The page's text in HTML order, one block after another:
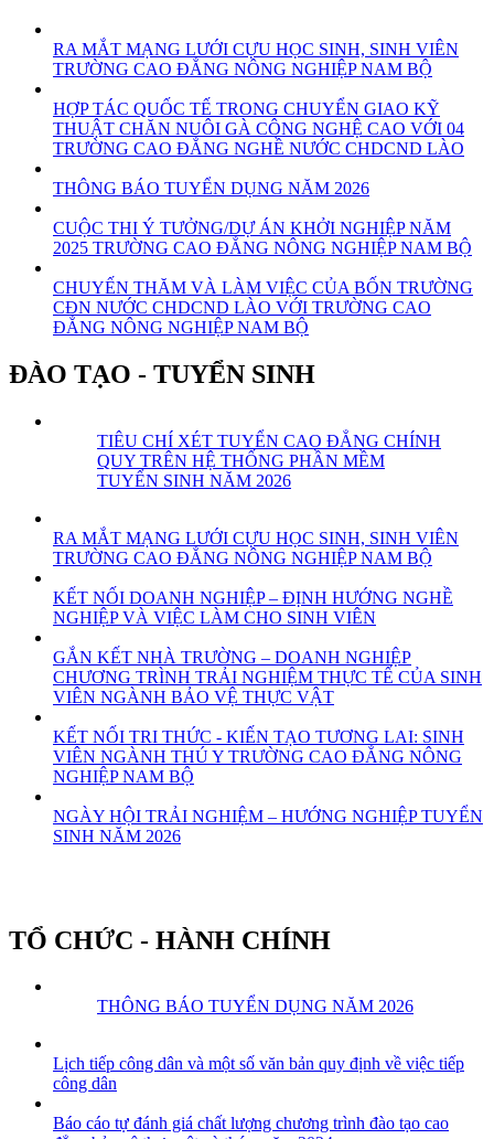
RA MẮT MẠNG LƯỚI CỰU HỌC SINH, SINH VIÊN
TRƯỜNG CAO ĐẲNG NÔNG NGHIỆP NAM BỘ
HỢP TÁC QUỐC TẾ TRONG CHUYỂN GIAO KỸ
THUẬT CHĂN NUÔI GÀ CÔNG NGHỆ CAO VỚI 04
TRƯỜNG CAO ĐẲNG NGHỀ NƯỚC CHDCND LÀO
THÔNG BÁO TUYỂN DỤNG NĂM 2026
CUỘC THI Ý TƯỞNG/DỰ ÁN KHỞI NGHIỆP NĂM
2025 TRƯỜNG CAO ĐẲNG NÔNG NGHIỆP NAM BỘ
CHUYẾN THĂM VÀ LÀM VIỆC CỦA BỐN TRƯỜNG
CĐN NƯỚC CHDCND LÀO VỚI TRƯỜNG CAO
ĐẲNG NÔNG NGHIỆP NAM BỘ
ĐÀO TẠO - TUYỂN SINH
TIÊU CHÍ XÉT TUYỂN CAO ĐẲNG CHÍNH
QUY TRÊN HỆ THỐNG PHẦN MỀM
TUYỂN SINH NĂM 2026
RA MẮT MẠNG LƯỚI CỰU HỌC SINH, SINH VIÊN
TRƯỜNG CAO ĐẲNG NÔNG NGHIỆP NAM BỘ
KẾT NỐI DOANH NGHIỆP – ĐỊNH HƯỚNG NGHỀ
NGHIỆP VÀ VIỆC LÀM CHO SINH VIÊN
GẮN KẾT NHÀ TRƯỜNG – DOANH NGHIỆP
CHƯƠNG TRÌNH TRẢI NGHIỆM THỰC TẾ CỦA SINH
VIÊN NGÀNH BẢO VỆ THỰC VẬT
KẾT NỐI TRI THỨC - KIẾN TẠO TƯƠNG LAI: SINH
VIÊN NGÀNH THÚ Y TRƯỜNG CAO ĐẲNG NÔNG
NGHIỆP NAM BỘ
NGÀY HỘI TRẢI NGHIỆM – HƯỚNG NGHIỆP TUYỂN
SINH NĂM 2026
TỔ CHỨC - HÀNH CHÍNH
THÔNG BÁO TUYỂN DỤNG NĂM 2026
Lịch tiếp công dân và một số văn bản quy định về việc tiếp
công dân
Báo cáo tự đánh giá chất lượng chương trình đào tạo cao